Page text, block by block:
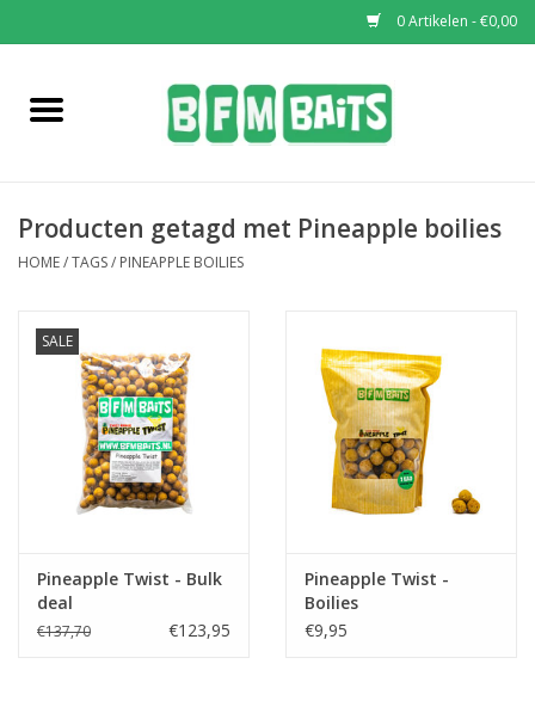
0 Artikelen - €0,00
Home
Soaks & Dips
Bucket Deals
Bulk Deals
Partikels & Pellets
Producten getagd met Pineapple boilies
HOME/TAGS/ PINEAPPLE BOILIES
SALE
Pineapple Twist - Bulk
deal
€137,70 €123,95
Pineapple Twist -
Boilies
€9,95